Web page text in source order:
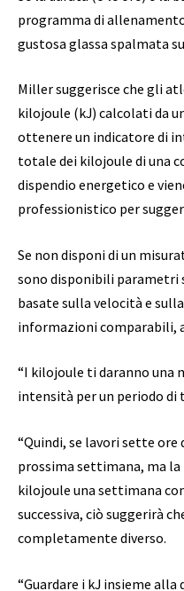
programma di
gustosa glassa spalmata
Miller suggerisce che gli
kilojoule (kJ) calcolati da
ottenere un indicatore di
totale dei kilojoule di una
dispendio energetico e
professionistico per
Se non disponi di un
sono disponibili parametri
basate sulla velocità e
informazioni comparabili,
“I kilojoule ti daranno una
intensità per un periodo di
“Quindi, se lavori sette
prossima settimana, ma la
kilojoule una settimana
successiva, ciò suggerirà
completamente diverso.
“Guardare i kJ insieme